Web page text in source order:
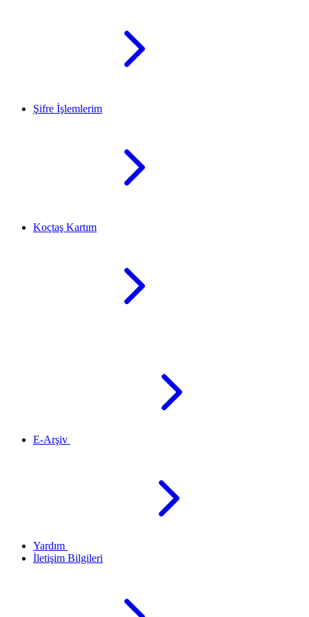
Şifre İşlemlerim
Koçtaş Kartım
E-Arşiv
Yardım
İletişim Bilgileri